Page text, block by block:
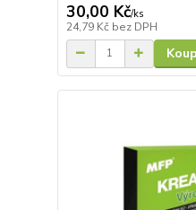
30,00 Kč/ks
24,79 Kč bez DPH